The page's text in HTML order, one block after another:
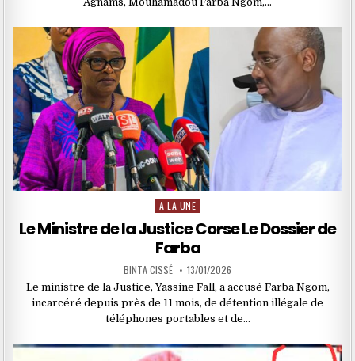
Posted
A LA UNE
Le Ministre de la Justice Corse Le Dossier de
Farba
BINTA CISSÉ 13/01/2026
Le ministre de la Justice, Yassine Fall, a accusé Farba Ngom,
incarcéré depuis près de 11 mois, de détention illégale de
téléphones portables et de…